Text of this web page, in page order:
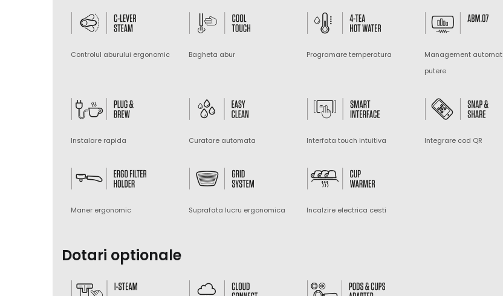
Controlul aburului ergonomic Bagheta abur Programare temperatura
Management automat
putere
Instalare rapida Curatare automata Interfata touch intuitiva Integrare cod QR
Maner ergonomic Suprafata lucru ergonomica Incalzire electrica cesti
Dotari optionale